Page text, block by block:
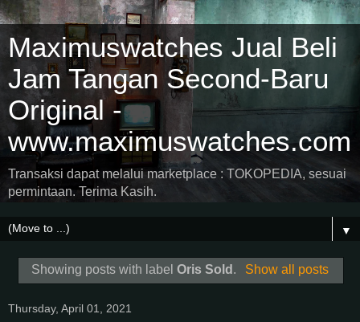
Maximuswatches Jual Beli
Jam Tangan Second-Baru
Original -
www.maximuswatches.com
Transaksi dapat melalui marketplace : TOKOPEDIA, sesuai
permintaan. Terima Kasih.
▼
Showing posts with labelOris Sold . Show all posts
Thursday, April 01, 2021